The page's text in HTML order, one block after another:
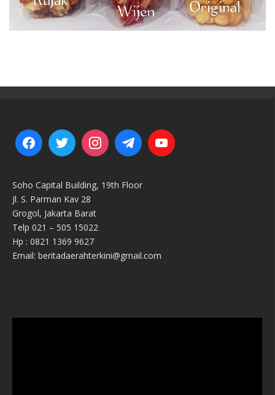
Soho Capital Building, 19th Floor
Jl. S. Parman Kav 28
Grogol, Jakarta Barat
Telp 021 – 505 15022
Hp : 0821 1369 9627
Email: beritadaerahterkini@gmail.com